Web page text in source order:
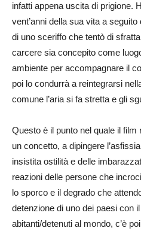
infatti appena uscita di prigione.
vent’anni della sua vita a
di uno sceriffo che tentò di
carcere sia concepito come
ambiente per accompagnare il
poi lo condurrà a reintegrarsi
comune l’aria si fa stretta e gli
Questo è il punto nel quale il
un concetto, a dipingere
insistita ostilità e delle
reazioni delle persone che
lo sporco e il degrado che
detenzione di uno dei paesi con
abitanti/detenuti al mondo, c’è